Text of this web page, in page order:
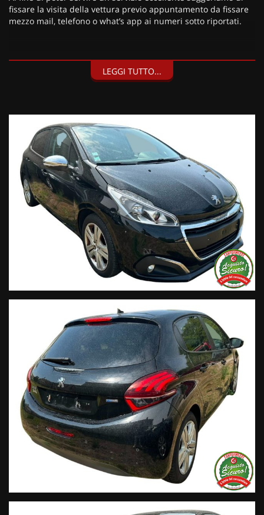
fissare la visita della vettura previo appuntamento da fissare
mezzo mail, telefono o what’s app ai numeri sotto riportati.
• Consegna a domicilio;
individuali/società);
• Polizze Kasko fino a 60 mesi di durata con estensione “valore
a nuovo”;
• Garanzia legale di Conformità prevista obbligatoriamente
dal Codice del Consumo;
• Garanzia estendibile fino a 60 mesi.
Segui Automobili Vendraminie leggi le recensioni che
descrivono l’esperienza dei nostri clienti:
• Sul nostro sito ufficiale www.automobilivendramini.it dove
potrai trovare l’intero parco auto aggiornato, maggiori foto e
info per ogni singola vettura, i nostri servizi e la nostra storia.
• Sulla nostra pagina Facebook
• Sulla nostra pagina Instagram
• Sul nostro profilo Google Business
+ 39 347 2621925 Orari Dal lunedì al venerdi 08:3012:00 –
14:30/19:30 Sabato 8:30 12:30 14.30 18.30
Trasparenza:
• Si precisa che le informazioni contenute negli annunci
online e nel proprio sito web sono state compilate con cura
affinché siano il più complete e precise; tuttavia possono
contenere errori e omissioni. Si declina ogni responsabilità
per eventuali involontarie incongruenze che non
rappresentano un impegno contrattuale.
LEGGI TUTTO...